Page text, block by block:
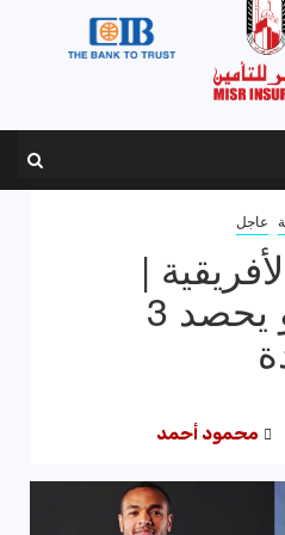
عاجل
|
منتخب الجودو يحصد 3
محمود أحمد